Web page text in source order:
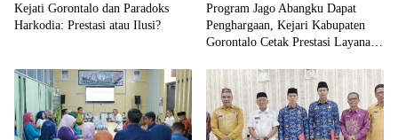
Kejati Gorontalo dan Paradoks
Harkodia: Prestasi atau Ilusi?
Program Jago Abangku Dapat
Penghargaan, Kejari Kabupaten
Gorontalo Cetak Prestasi Layanan